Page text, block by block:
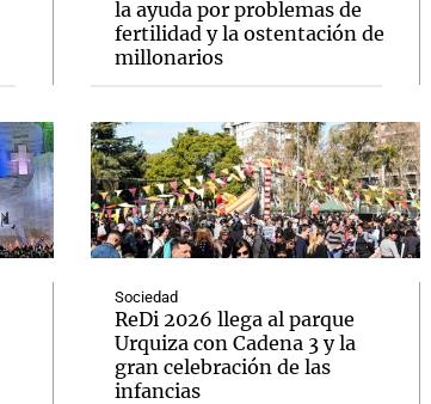
la ayuda por problemas de
fertilidad y la ostentación de
millonarios
Sociedad
ReDi 2026 llega al parque
Urquiza con Cadena 3 y la
gran celebración de las
infancias
Notas